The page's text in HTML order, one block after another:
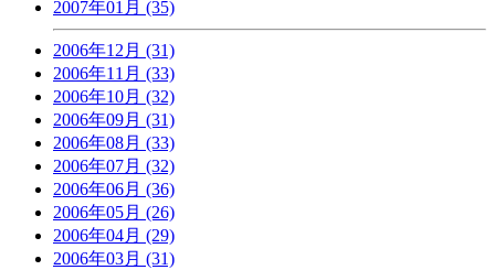
2007年01月 (35)
2006年12月 (31)
2006年11月 (33)
2006年10月 (32)
2006年09月 (31)
2006年08月 (33)
2006年07月 (32)
2006年06月 (36)
2006年05月 (26)
2006年04月 (29)
2006年03月 (31)